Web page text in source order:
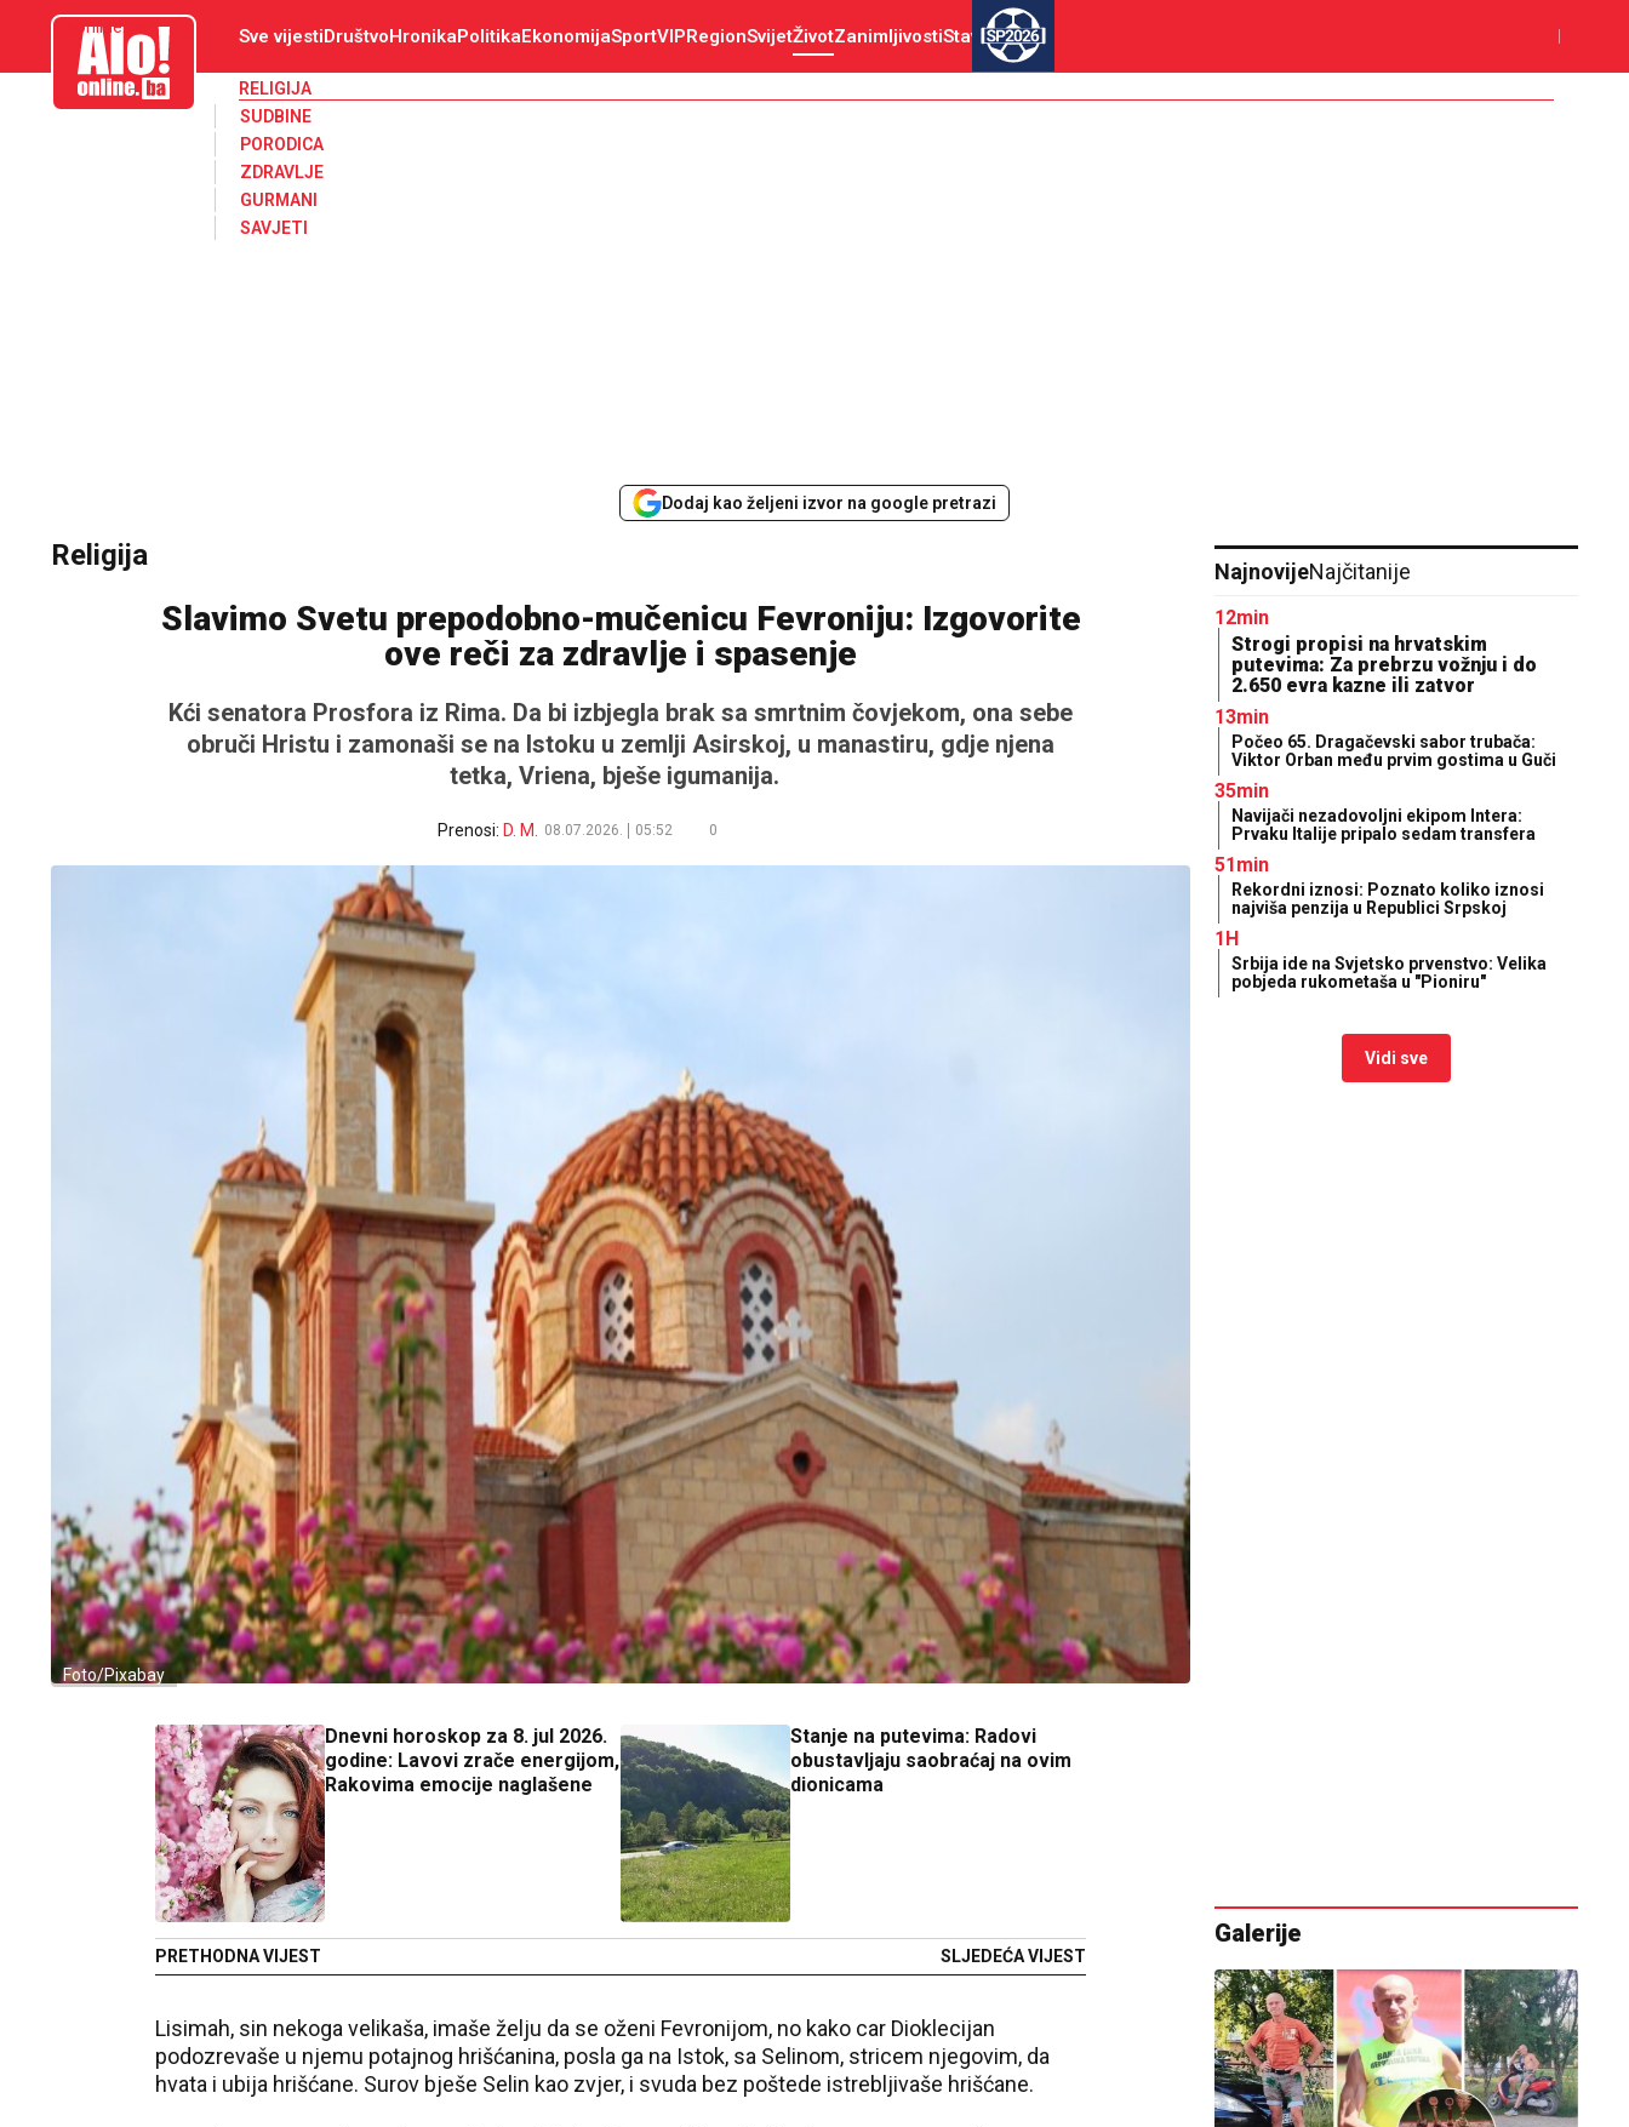
aloonline.ba Sve vijestiDruštvoHronikaPolitikaEkonomijaSportVIPRegionSvijetŽivotZanimljivostiStav SP2026
RELIGIJA
SUDBINE
PORODICA
ZDRAVLJE
GURMANI
SAVJETI
Dodaj kao željeni izvor na google pretrazi
Religija
Slavimo Svetu prepodobno-mučenicu Fevroniju: Izgovorite
ove reči za zdravlje i spasenje
Kći senatora Prosfora iz Rima. Da bi izbjegla brak sa smrtnim čovjekom, ona sebe
obruči Hristu i zamonaši se na Istoku u zemlji Asirskoj, u manastiru, gdje njena
tetka, Vriena, bješe igumanija.
Prenosi: D. M. 08.07.2026. 05:52 0
Foto/Pixabay
Dnevni horoskop za 8. jul 2026.
godine: Lavovi zrače energijom,
Rakovima emocije naglašene
PRETHODNA VIJEST
Stanje na putevima: Radovi
obustavljaju saobraćaj na ovim
dionicama
SLJEDEĆA VIJEST
Lisimah, sin nekoga velikaša, imaše želju da se oženi Fevronijom, no kako car Dioklecijan
podozrevaše u njemu potajnog hrišćanina, posla ga na Istok, sa Selinom, stricem njegovim, da
hvata i ubija hrišćane. Surov bješe Selin kao zvjer, i svuda bez poštede istrebljivaše hrišćane.
NajnovijeNajčitanije
12min
Strogi propisi na hrvatskim
putevima: Za prebrzu vožnju i do
2.650 evra kazne ili zatvor
13min
Počeo 65. Dragačevski sabor trubača:
Viktor Orban među prvim gostima u Guči
35min
Navijači nezadovoljni ekipom Intera:
Prvaku Italije pripalo sedam transfera
51min
Rekordni iznosi: Poznato koliko iznosi
najviša penzija u Republici Srpskoj
1H
Srbija ide na Svjetsko prvenstvo: Velika
pobjeda rukometaša u "Pioniru"
Vidi sve
Galerije